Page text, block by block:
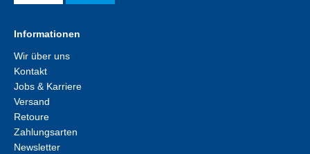
Informationen
Wir über uns
Kontakt
Jobs & Karriere
Versand
Retoure
Zahlungsarten
Newsletter